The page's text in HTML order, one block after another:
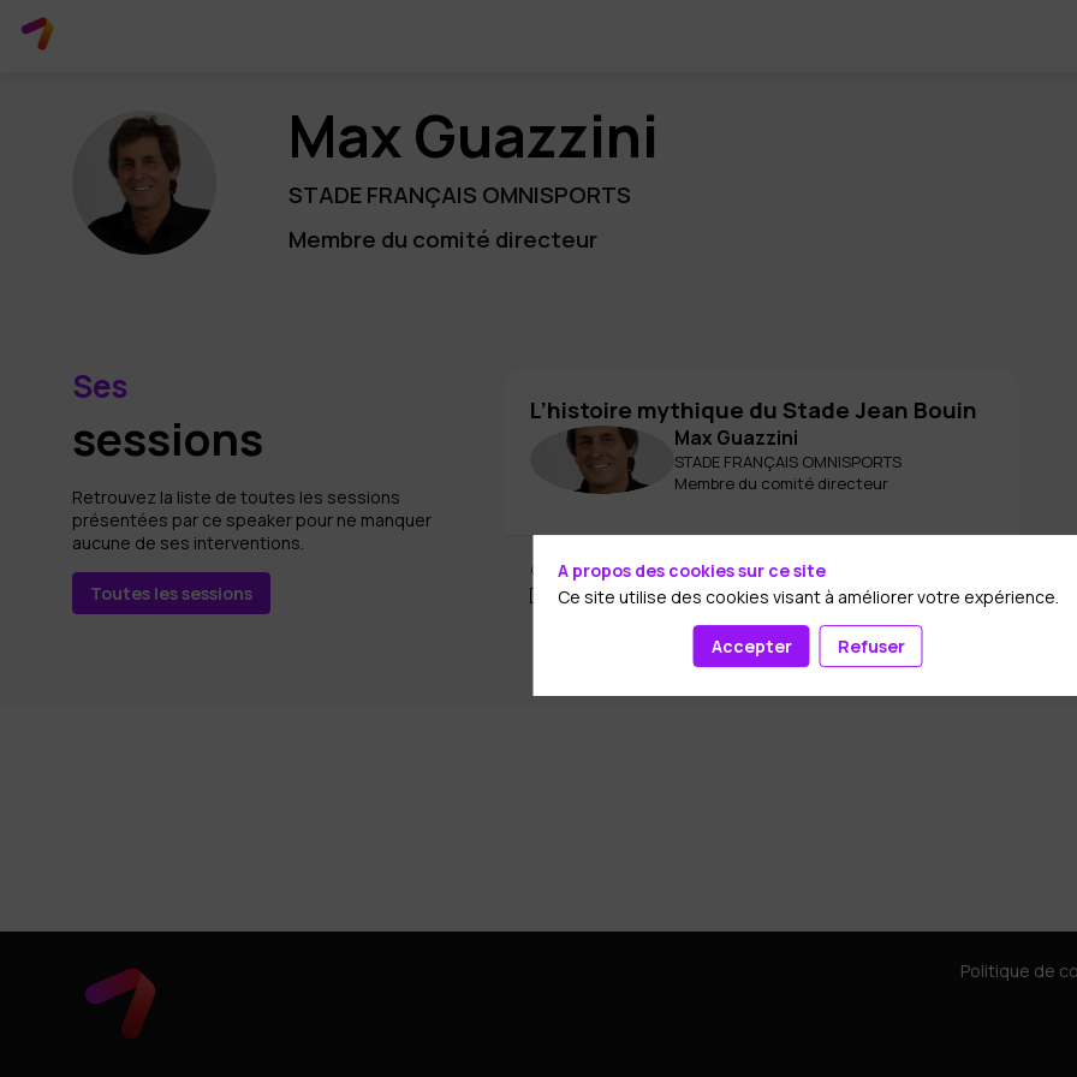
MG
MaxGuazzini
STADE FRANÇAIS OMNISPORTS
Membre du comité directeur
Ses
sessions
Retrouvez la liste de toutes les sessions
présentées par ce speaker pour ne manquer
aucune de ses interventions.
Toutes les sessions
Agora Le Lab
9 oct. 2024
16:30 20:00
L’histoire mythique du Stade Jean Bouin
MG
Max Guazzini
STADE FRANÇAIS OMNISPORTS
Membre du comité directeur
Politique de
A propos des cookies sur ce site
Ce site utilise des cookies visant à améliorer votre expérience.
Accepter Refuser